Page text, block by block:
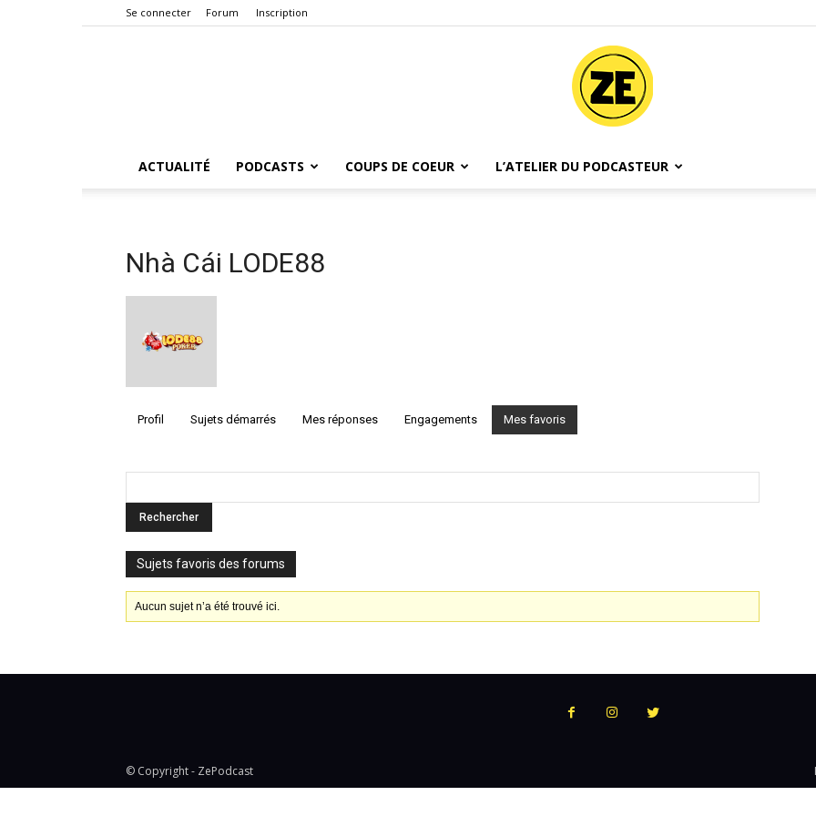
Se connecter Forum Inscription
ACTUALITÉ PODCASTS COUPS DE COEUR L’ATELIER DU PODCASTEUR
Nhà Cái LODE88
Profil Sujets démarrés Mes réponses Engagements Mes favoris
Sujets favoris des forums
Aucun sujet n’a été trouvé ici.
© Copyright - ZePodcast